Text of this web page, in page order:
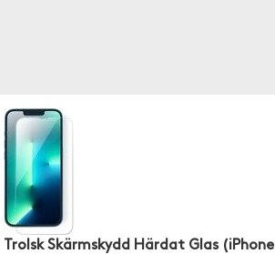
Trolsk Skärmskydd Härdat Glas (iPhone